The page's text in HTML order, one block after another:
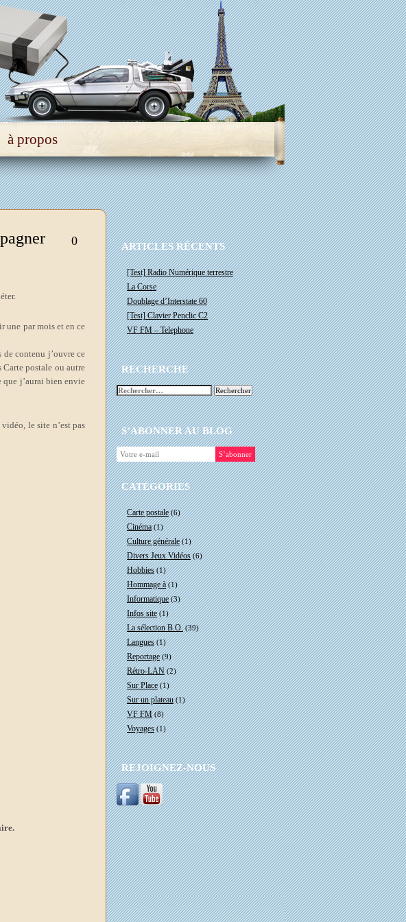
à propos
0
une par mois et en ce
contenu j’ouvre ce
postale ou autre
que j’aurai bien envie
le site n’est pas
ARTICLES RÉCENTS
[Test] Radio Numérique terrestre
La Corse
Doublage d’Interstate 60
[Test] Clavier Penclic C2
VF FM – Telephone
RECHERCHE
Rechercher :
S’ABONNER AU BLOG
CATÉGORIES
Carte postale(6)
Cinéma(1)
Culture générale(1)
Divers Jeux Vidéos(6)
Hobbies(1)
Hommage à(1)
Informatique(3)
Infos site(1)
La sélection B.O.(39)
Langues(1)
Reportage(9)
Rétro-LAN(2)
Sur Place(1)
Sur un plateau(1)
VF FM(8)
Voyages(1)
REJOIGNEZ-NOUS